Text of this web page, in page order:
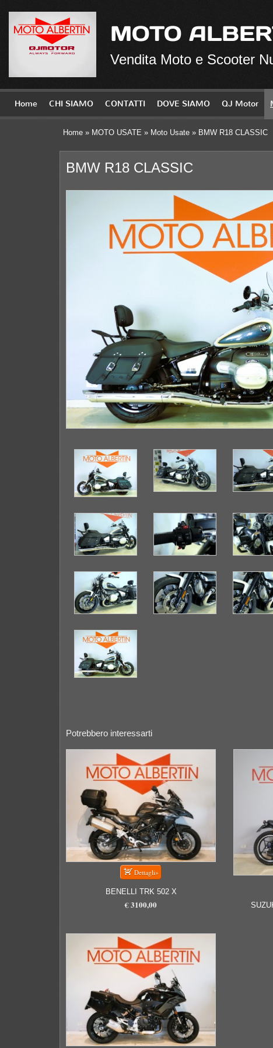
MOTO
Vendita Moto e Scooter
Home CHI SIAMO CONTATTI DOVE SIAMO QJ Motor
Home » MOTO USATE » Moto Usate » BMW R18 CLASSIC
BMW R18 CLASSIC
Potrebbero interessarti
BENELLI TRK 502 X
€ 3100,00